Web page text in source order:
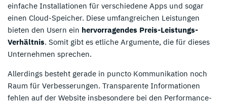
einfache Installationen für verschiedene Apps und sogar
einen Cloud-Speicher. Diese umfangreichen Leistungen
bieten den Usern ein hervorragendes Preis-Leistungs-
Verhältnis. Somit gibt es etliche Argumente, die für dieses
Unternehmen sprechen.
Allerdings besteht gerade in puncto Kommunikation noch
Raum für Verbesserungen. Transparente Informationen
fehlen auf der Website insbesondere bei den Performance-